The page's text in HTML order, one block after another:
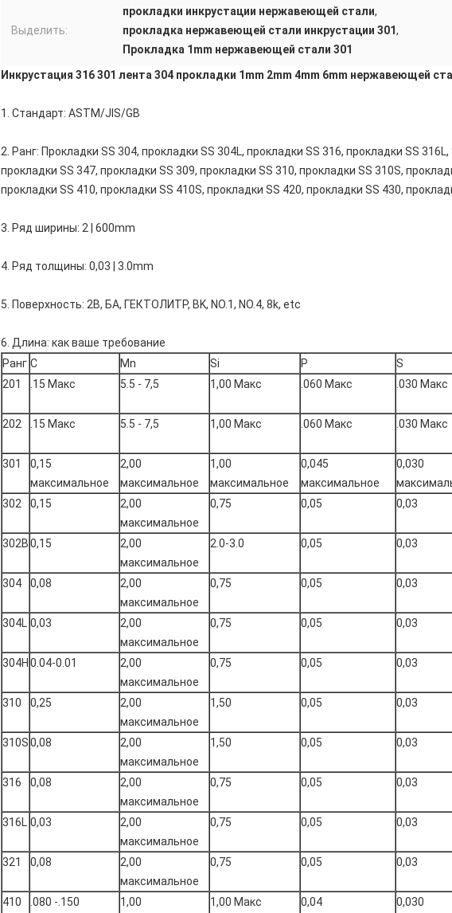
Выделить:
прокладки инкрустации нержавеющей стали,
прокладка нержавеющей стали инкрустации 301,
Прокладка 1mm нержавеющей стали 301
Инкрустация 316 301 лента 304 прокладки 1mm 2mm 4mm 6mm нержавеющей
1. Стандарт: ASTM/JIS/GB
2. Ранг: Прокладки SS 304, прокладки SS 304L, прокладки SS 316, прокладки SS
прокладки SS 347, прокладки SS 309, прокладки SS 310, прокладки SS 310S,
прокладки SS 410, прокладки SS 410S, прокладки SS 420, прокладки SS 430,
3. Ряд ширины: 2 | 600mm
4. Ряд толщины: 0,03 | 3.0mm
5. Поверхность: 2B, БА, ГЕКТОЛИТР, BK, NO.1, NO.4, 8k, etc
6. Длина: как ваше требование
Ранг C Mn Si P S
201
.15 Макс 5.5 - 7,5 1,00 Макс .060 Макс .030 Макс
202
.15 Макс 5.5 - 7,5 1,00 Макс .060 Макс .030 Макс
301
0,15
максимальное
2,00
максимальное
1,00
максимальное
0,045
максимальное
0,030
302 0,15
2,00
максимальное
0,75 0,05 0,03
302B0,15
2,00
максимальное
2.0-3.0 0,05 0,03
304 0,08
2,00
максимальное
0,75 0,05 0,03
304L 0,03
2,00
максимальное
0,75 0,05 0,03
304H 0.04-0.01
2,00
максимальное
0,75 0,05 0,03
310 0,25
2,00
максимальное
1,50 0,05 0,03
310S0,08
2,00
максимальное
1,50 0,05 0,03
316 0,08
2,00
максимальное
0,75 0,05 0,03
316L 0,03
2,00
максимальное
0,75 0,05 0,03
321 0,08
2,00
максимальное
0,75 0,05 0,03
410 .080 -.150
1,00
1,00 Макс 0,04
0,030